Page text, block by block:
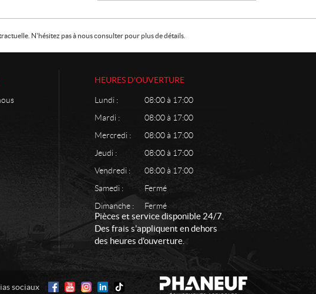
N'hésitez pas à nous consulter pour plus de détails.
HEURES D'OUVERTURE
Lundi :
08:00 à 17:00
Mardi :
08:00 à 17:00
Mercredi :
08:00 à 17:00
Jeudi :
08:00 à 17:00
Vendredi :
08:00 à 17:00
Samedi :
Fermé
Dimanche :
Fermé
Pièces et service disponible 24/7.
Des frais s'appliquent en dehors
des heures d'ouverture.
sociaux